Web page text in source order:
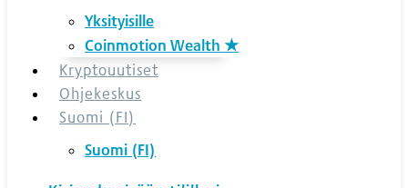
Yksityisille
Coinmotion Wealth ★
Kryptouutiset
Ohjekeskus
Suomi (FI)
Suomi (FI)